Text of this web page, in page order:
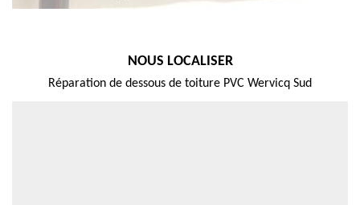
NOUS LOCALISER
Réparation de dessous de toiture PVC Wervicq Sud